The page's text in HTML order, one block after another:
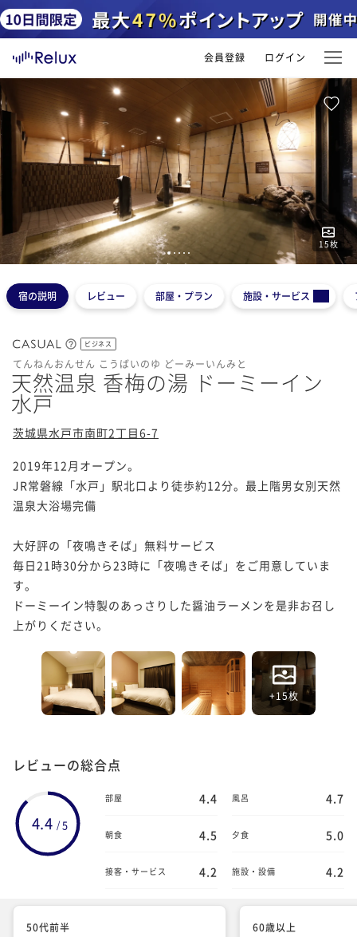
会員登録 ログイン
15枚
1 2 3 4 5
宿の説明 レビュー 部屋・プラン 施設・サービス
ビジネス
てんねんおんせん こうばいのゆ どーみーいんみと
天然温泉 香梅の湯 ドーミーイン
水戸
茨城県水戸市南町2丁目6-7
2019年12月オープン。
JR常磐線「水戸」駅北口より徒歩約12分。最上階男女別天然
温泉大浴場完備
大好評の「夜鳴きそば」無料サービス
毎日21時30分から23時に「夜鳴きそば」をご用意していま
す。
ドーミーイン特製のあっさりした醤油ラーメンを是非お召し
上がりください。
+15枚
レビューの総合点
4.4 /5
部屋 4.4 風呂 4.7
朝食 4.5 夕食 5.0
接客・サービス 4.2 施設・設備 4.2
50代前半
60歳以上